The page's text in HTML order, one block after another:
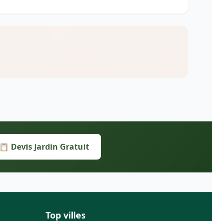
📋 Devis Jardin Gratuit
Top villes